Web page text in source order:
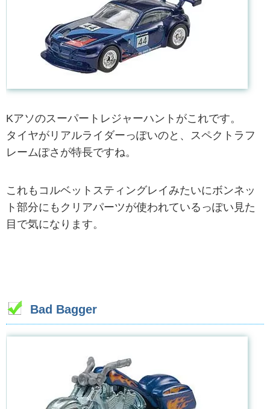
Kアソのスーパートレジャーハントがこれです。
タイヤがリアルライダーっぽいのと、スペクトラフ
レームぽさが特長ですね。
これもコルベットスティングレイみたいにボンネッ
ト部分にもクリアパーツが使われているっぽい見た
目で気になります。
Bad Bagger